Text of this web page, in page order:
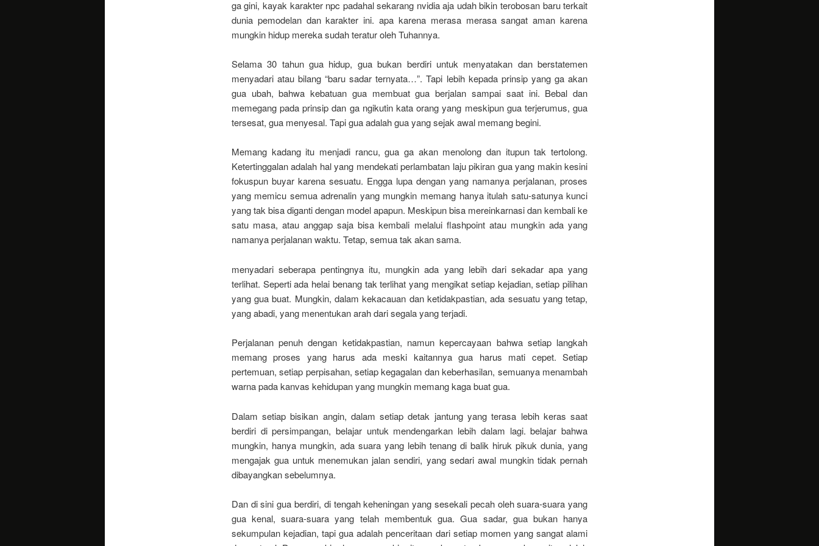
ga gini, kayak karakter npc padahal sekarang nvidia aja udah bikin terobosan baru terkait
dunia pemodelan dan karakter ini. apa karena merasa merasa sangat aman karena
mungkin hidup mereka sudah teratur oleh Tuhannya.
Selama 30 tahun gua hidup, gua bukan berdiri untuk menyatakan dan berstatemen
menyadari atau bilang “baru sadar ternyata…”. Tapi lebih kepada prinsip yang ga akan
gua ubah, bahwa kebatuan gua membuat gua berjalan sampai saat ini. Bebal dan
memegang pada prinsip dan ga ngikutin kata orang yang meskipun gua terjerumus, gua
tersesat, gua menyesal. Tapi gua adalah gua yang sejak awal memang begini.
Memang kadang itu menjadi rancu, gua ga akan menolong dan itupun tak tertolong.
Ketertinggalan adalah hal yang mendekati perlambatan laju pikiran gua yang makin kesini
fokuspun buyar karena sesuatu. Engga lupa dengan yang namanya perjalanan, proses
yang memicu semua adrenalin yang mungkin memang hanya itulah satu-satunya kunci
yang tak bisa diganti dengan model apapun. Meskipun bisa mereinkarnasi dan kembali ke
satu masa, atau anggap saja bisa kembali melalui flashpoint atau mungkin ada yang
namanya perjalanan waktu. Tetap, semua tak akan sama.
menyadari seberapa pentingnya itu, mungkin ada yang lebih dari sekadar apa yang
terlihat. Seperti ada helai benang tak terlihat yang mengikat setiap kejadian, setiap pilihan
yang gua buat. Mungkin, dalam kekacauan dan ketidakpastian, ada sesuatu yang tetap,
yang abadi, yang menentukan arah dari segala yang terjadi.
Perjalanan penuh dengan ketidakpastian, namun kepercayaan bahwa setiap langkah
memang proses yang harus ada meski kaitannya gua harus mati cepet. Setiap
pertemuan, setiap perpisahan, setiap kegagalan dan keberhasilan, semuanya menambah
warna pada kanvas kehidupan yang mungkin memang kaga buat gua.
Dalam setiap bisikan angin, dalam setiap detak jantung yang terasa lebih keras saat
berdiri di persimpangan, belajar untuk mendengarkan lebih dalam lagi. belajar bahwa
mungkin, hanya mungkin, ada suara yang lebih tenang di balik hiruk pikuk dunia, yang
mengajak gua untuk menemukan jalan sendiri, yang sedari awal mungkin tidak pernah
dibayangkan sebelumnya.
Dan di sini gua berdiri, di tengah keheningan yang sesekali pecah oleh suara-suara yang
gua kenal, suara-suara yang telah membentuk gua. Gua sadar, gua bukan hanya
sekumpulan kejadian, tapi gua adalah penceritaan dari setiap momen yang sangat alami